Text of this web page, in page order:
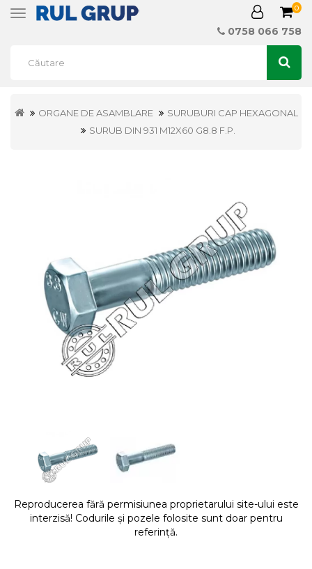
Toggle
0
0758 066 758
ORGANE DE ASAMBLARE
SURUBURI CAP HEXAGONAL
SURUB DIN 931 M12X60 G8.8 F.P.
Reproducerea fără permisiunea proprietarului site-ului este
interzisă! Codurile și pozele folosite sunt doar pentru
referință.